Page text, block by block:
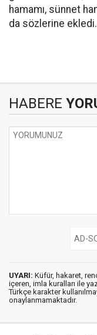
hamamı, sünnet
da sözlerine ekledi.
HABERE
UYARI: Küfür, hakaret,
içeren, imla kuralları ile
Türkçe karakter
onaylanmamaktadır.